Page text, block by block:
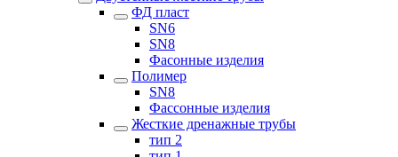
ФД пласт
SN6
SN8
Фасонные изделия
Полимер
SN8
Фассонные изделия
Жесткие дренажные трубы
тип 2